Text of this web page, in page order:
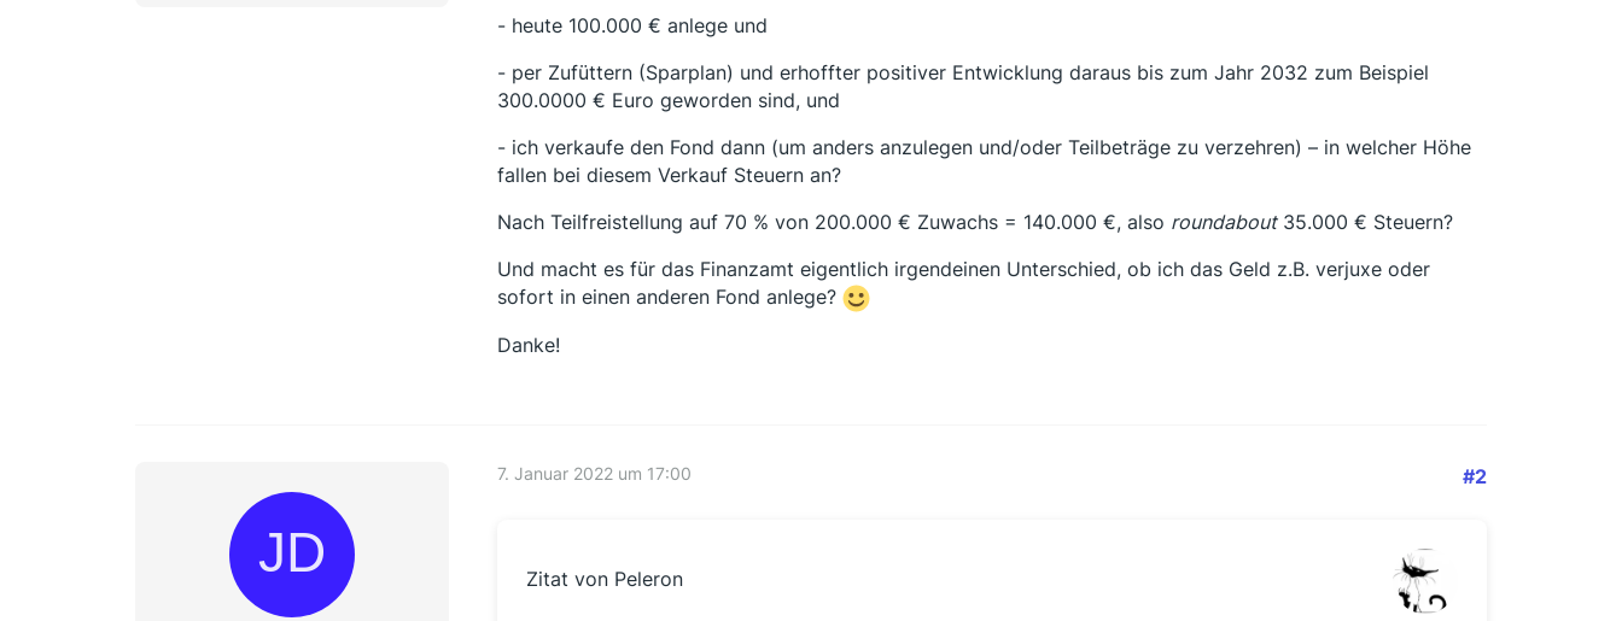
- heute 100.000 € anlege und
- per Zufüttern (Sparplan) und erhoffter positiver Entwicklung daraus bis zum Jahr 2032 zum Beispiel
300.0000 € Euro geworden sind, und
- ich verkaufe den Fond dann (um anders anzulegen und/oder Teilbeträge zu verzehren) – in welcher Höhe
fallen bei diesem Verkauf Steuern an?
Nach Teilfreistellung auf 70 % von 200.000 € Zuwachs = 140.000 €, also roundabout35.000 € Steuern?
Und macht es für das Finanzamt eigentlich irgendeinen Unterschied, ob ich das Geld z.B. verjuxe oder
sofort in einen anderen Fond anlege?
Danke!
7. Januar 2022 um 17:00 #2
Zitat von Peleron